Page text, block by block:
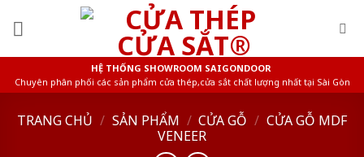
HỆ THỐNG SHOWROOM SAIGONDOOR
Chuyên phân phối các sản phẩm cửa thép,cửa sắt chất lượng nhất tại Sài Gòn
TRANG CHỦ / SẢN PHẨM / CỬA GỖ / CỬA GỖ MDF
VENEER